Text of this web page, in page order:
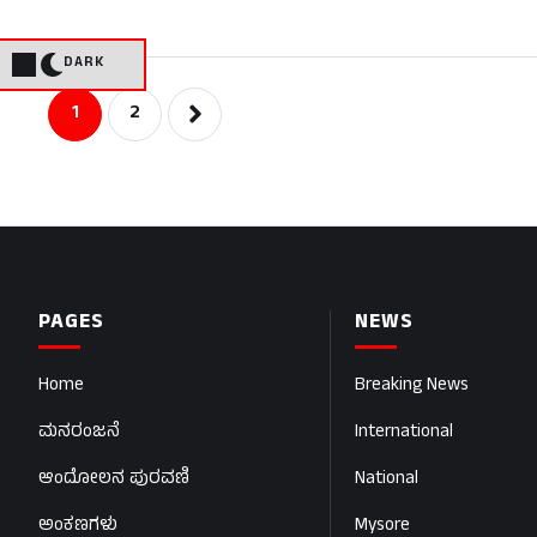
DARK
1 2
PAGES
Home
ಮನರಂಜನೆ
ಆಂದೋಲನ ಪುರವಣಿ
ಅಂಕಣಗಳು
NEWS
Breaking News
International
National
Mysore